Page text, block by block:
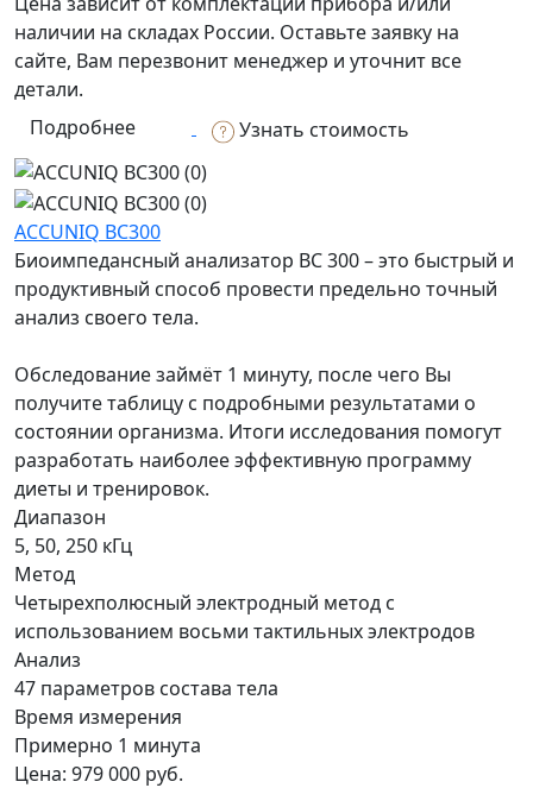
наличии на складах России. Оставьте заявку на
сайте, Вам перезвонит менеджер и уточнит все
детали.
Подробнее
Узнать стоимость
ACCUNIQ BC300
Биоимпедансный анализатор BC 300 – это быстрый и
продуктивный способ провести предельно точный
анализ своего тела.
Обследование займёт 1 минуту, после чего Вы
получите таблицу с подробными результатами о
состоянии организма. Итоги исследования помогут
разработать наиболее эффективную программу
диеты и тренировок.
Диапазон
5, 50, 250 кГц
Метод
Четырехполюсный электродный метод с
использованием восьми тактильных электродов
Анализ
47 параметров состава тела
Время измерения
Примерно 1 минута
Цена: 979 000 руб.